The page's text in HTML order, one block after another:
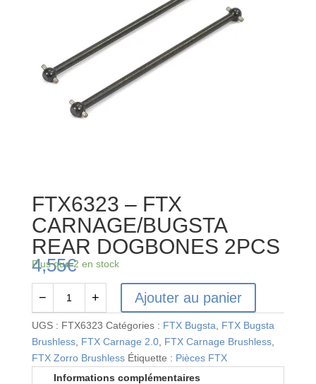
FTX6323 – FTX
CARNAGE/BUGSTA
REAR DOGBONES 2PCS
4,55€
Plus que 2 en stock
quantité
de
FTX6323
-
FTX
− + Ajouter au panier
UGS : FTX6323 Catégories : FTX Bugsta
FTX Bugsta
Brushless, FTX Carnage 2.0, FTX Carnage Brushless,
FTX Zorro Brushless Étiquette : Pièces FTX
Informations complémentaires